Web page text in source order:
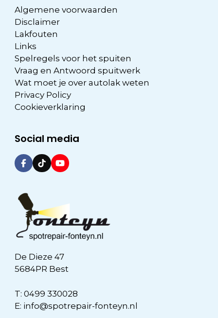
Algemene voorwaarden
Disclaimer
Lakfouten
Links
Spelregels voor het spuiten
Vraag en Antwoord spuitwerk
Wat moet je over autolak weten
Privacy Policy
Cookieverklaring
Social media
De Dieze 47
5684PR Best
T: 0499 330028
E: info@spotrepair-fonteyn.nl